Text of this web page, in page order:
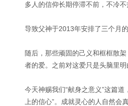
多人的信仰长期停滞不前，不冷
导致父神于2013年安排了三个月
随后，那些顽固的己义和框框散
者的爱。之前对这爱只是头脑里
今天神赐我们“献身之意义”这篇
上的信心”。成就灵心的人自然